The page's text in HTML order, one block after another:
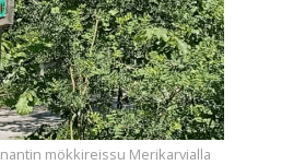
mökkireissu Merikarvialla